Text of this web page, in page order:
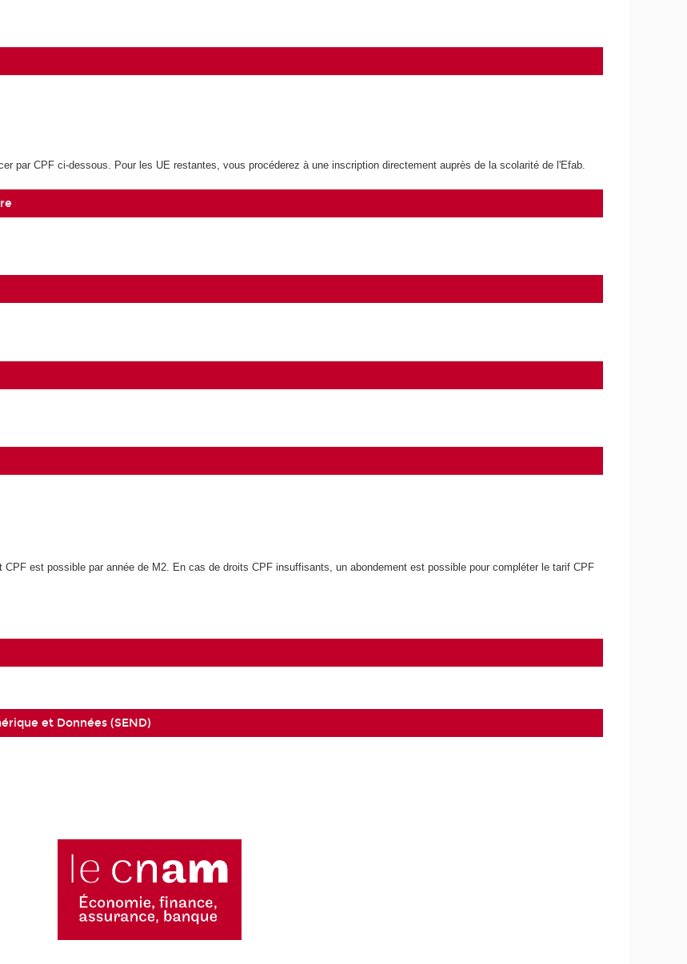
par CPF ci-dessous. Pour les UE restantes, vous procéderez à une inscription directement auprès de la scolarité de l'Efab.
est possible par année de M2. En cas de droits CPF insuffisants, un abondement est possible pour compléter le tarif CPF
et Données (SEND)